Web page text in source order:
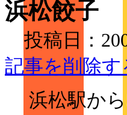
浜松餃子
投稿日：
記事を削除す
浜松駅か